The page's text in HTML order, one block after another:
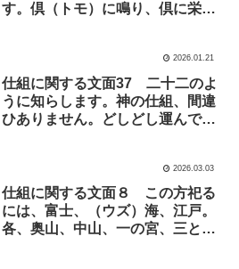
す。倶（トモ）に鳴り、倶に栄え
2026.01.21
仕組に関する文面37 二十二のよ
うに知らします。神の仕組、間違
ひありません。どしどし運んで下
2026.03.03
仕組に関する文面８ この方祀る
には、富士、（ウズ）海、江戸。
各、奥山、中山、一の宮、三と所